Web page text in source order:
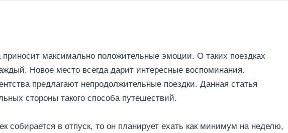
приносит максимально положительные эмоции. О таких поездках
Новое место всегда дарит интересные воспоминания.
предлагают непродолжительные поездки. Данная статья
стороны такого способа путешествий.
собирается в отпуск, то он планирует ехать как минимум на неделю,